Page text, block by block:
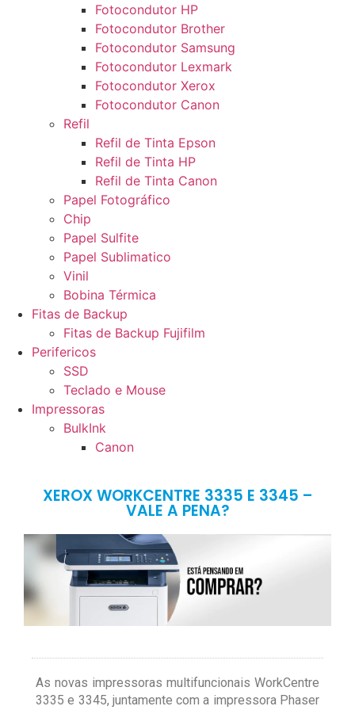
Fotocondutor HP
Fotocondutor Brother
Fotocondutor Samsung
Fotocondutor Lexmark
Fotocondutor Xerox
Fotocondutor Canon
Refil
Refil de Tinta Epson
Refil de Tinta HP
Refil de Tinta Canon
Papel Fotográfico
Chip
Papel Sulfite
Papel Sublimatico
Vinil
Bobina Térmica
Fitas de Backup
Fitas de Backup Fujifilm
Perifericos
SSD
Teclado e Mouse
Impressoras
BulkInk
Canon
XEROX WORKCENTRE 3335 E 3345 –
VALE A PENA?
As novas impressoras multifuncionais WorkCentre
3335 e 3345, juntamente com a impressora Phaser